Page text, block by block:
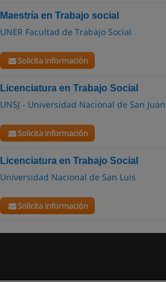
Maestría en Trabajo social
UNER Facultad de Trabajo Social
Solicita información
Licenciatura en Trabajo Social
UNSJ - Universidad Nacional de San Juan
Solicita información
Licenciatura en Trabajo Social
Universidad Nacional de San Luis
Solicita información